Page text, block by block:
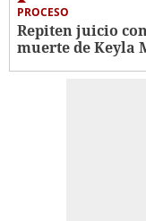
PROCESO
Repiten juicio
muerte de Keyla